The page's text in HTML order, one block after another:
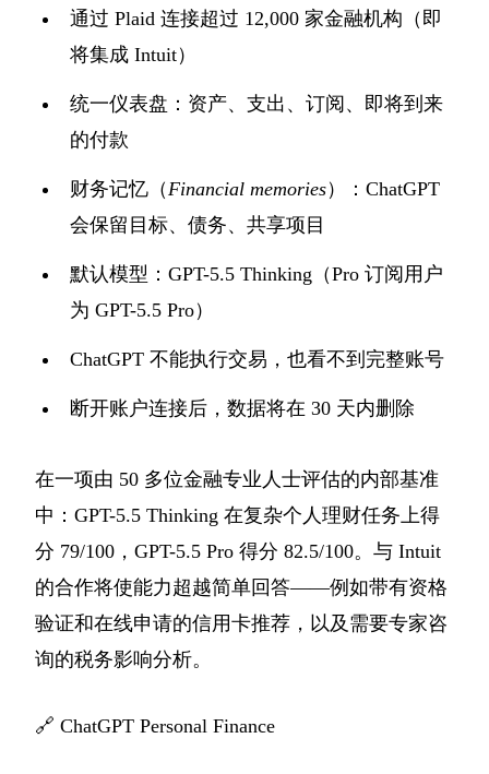
通过 Plaid 连接超过 12,000 家金融机构（即
将集成 Intuit）
统一仪表盘：资产、支出、订阅、即将到来
的付款
财务记忆（ Financial memories）：ChatGPT
会保留目标、债务、共享项目
默认模型：GPT-5.5 Thinking（Pro 订阅用户
为 GPT-5.5 Pro）
ChatGPT 不能执行交易，也看不到完整账号
断开账户连接后，数据将在 30 天内删除
在一项由 50 多位金融专业人士评估的内部基准
中：GPT-5.5 Thinking 在复杂个人理财任务上得
分 79/100，GPT-5.5 Pro 得分 82.5/100。与 Intuit
的合作将使能力超越简单回答——例如带有资格
验证和在线申请的信用卡推荐，以及需要专家咨
询的税务影响分析。
🔗 ChatGPT Personal Finance